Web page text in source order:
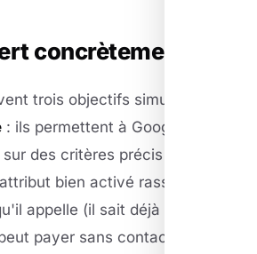
concrètement ?
trois objectifs simultanés :
: ils permettent à Google de
des critères précis ; (2)
bien activé rassure le
appelle (il sait déjà qu'il y a
payer sans contact, etc.) ;